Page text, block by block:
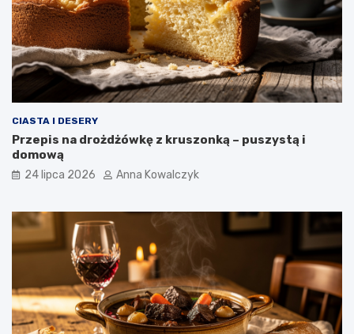
CIASTA I DESERY
Przepis na drożdżówkę z kruszonką – puszystą i
domową
24 lipca 2026 Anna Kowalczyk